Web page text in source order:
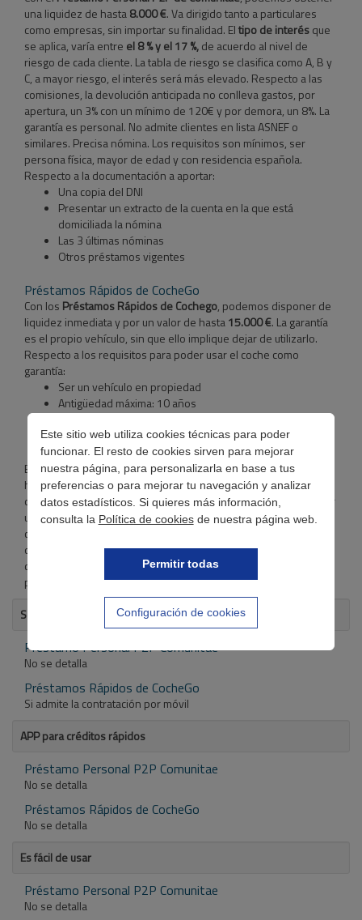
Este sitio web utiliza cookies técnicas para poder
funcionar. El resto de cookies sirven para mejorar
nuestra página, para personalizarla en base a tus
preferencias o para mejorar tu navegación y analizar
datos estadísticos. Si quieres más información,
consulta la Política de cookiesde nuestra página web.
Permitir todas
Configuración de cookies
una liquidez de hasta8.000 €. Va dirigido tanto a particulares
como empresas, sin importar su finalidad. Eltipo de interésque
se aplica, varía entre el 8 % y el 17 %,de acuerdo al nivel de
riesgo de cada cliente. La tabla de riesgo se clasifica como A, B y
C, a mayor riesgo, el interés será más elevado. Respecto a las
comisiones, la devolución anticipada no conlleva gastos, por
apertura, un 3% con un mínimo de 120€ y por demora, un 8%. La
garantía es personal. No admite clientes en lista ASNEF o
similares. Precisa nómina. Los requisitos son mínimos, ser
persona física, mayor de edad y con residencia española.
Respecto a la documentación a aportar:
Una copia del DNI
Presentar un extracto de la cuenta en la que está
domiciliada la nómina
Las 3 últimas nóminas
Otros préstamos vigentes
Préstamos Rápidos de CocheGo
Con los Préstamos Rápidos de Cochego, podemos disponer de
liquidez inmediata y por un valor de hasta15.000 €. La garantía
es el propio vehículo, sin que ello implique dejar de utilizarlo.
Respecto a los requisitos para poder usar el coche como
garantía:
Ser un vehículo en propiedad
Antigüedad máxima: 10 años
Tener la residencia en Barcelona, Madrid o Valencia
El proceso para su solicitud es muy sencillo y rápido y podemos
hacerlo a través de 3 vías, online, por teléfono o en las oficinas
de CocheGo. Una vez valorado el vehículo, se procederá a pasar
una oferta, en caso de ser aceptada por el cliente, se firmará el
contrato y recibiremos el importe. No exige la contratación de
otros productos vinculados y no es de uso exclusivo para
clientes. Además, no carga gastos por devolución anticipada, ni
por apertura.
Se puede contratar con el móvil
Préstamo Personal P2P Comunitae
No se detalla
Préstamos Rápidos de CocheGo
Si admite la contratación por móvil
APP para créditos rápidos
Préstamo Personal P2P Comunitae
No se detalla
Préstamos Rápidos de CocheGo
No se detalla
Es fácil de usar
Préstamo Personal P2P Comunitae
No se detalla